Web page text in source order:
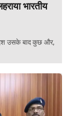
भारतीय
देश उसके बाद कुछ और,